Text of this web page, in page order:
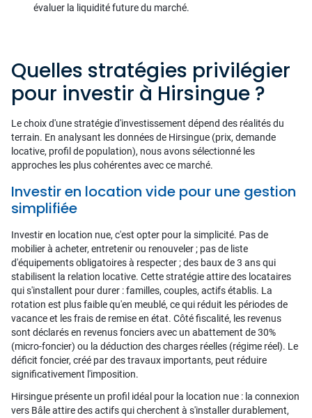
évaluer la liquidité future du marché.
Quelles stratégies privilégier
pour investir à Hirsingue ?
Le choix d'une stratégie d'investissement dépend des réalités du
terrain. En analysant les données de Hirsingue (prix, demande
locative, profil de population), nous avons sélectionné les
approches les plus cohérentes avec ce marché.
Investir en location vide pour une gestion
simplifiée
Investir en location nue, c'est opter pour la simplicité. Pas de
mobilier à acheter, entretenir ou renouveler ; pas de liste
d'équipements obligatoires à respecter ; des baux de 3 ans qui
stabilisent la relation locative. Cette stratégie attire des locataires
qui s'installent pour durer : familles, couples, actifs établis. La
rotation est plus faible qu'en meublé, ce qui réduit les périodes de
vacance et les frais de remise en état. Côté fiscalité, les revenus
sont déclarés en revenus fonciers avec un abattement de 30%
(micro-foncier) ou la déduction des charges réelles (régime réel). Le
déficit foncier, créé par des travaux importants, peut réduire
significativement l'imposition.
Hirsingue présente un profil idéal pour la location nue : la connexion
vers Bâle attire des actifs qui cherchent à s'installer durablement,